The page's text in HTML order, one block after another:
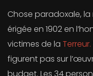
Chose paradoxale,
érigée en 1902 en
victimes de la
figurent pas sur
budget. Les 34